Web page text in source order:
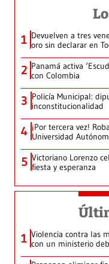
1 Devuelven a tres
oro sin declarar en
2 Panamá activa
con Colombia
3 Policía Municipal:
inconstitucionalidad
4 ¡Por tercera vez!
Universidad
5 Victoriano Lorenzo
fiesta y esperanza
1 Violencia contra las
con un ministerio